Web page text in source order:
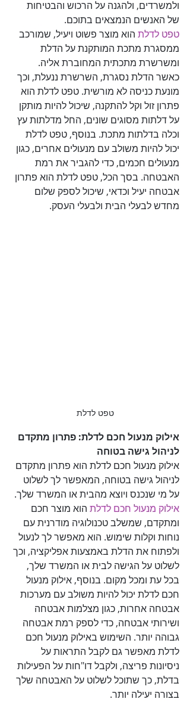
ולמשרדים, ולהגנה על הרכוש והבטיחות
של האנשים הנמצאים בתוכם.
טפט לדלת הוא מוצר פשוט ויעיל, שמורכב
ממסגרת מתכת המותקנת על הדלת
ומשרשרת מתכתית המחוברת אליה.
כאשר הדלת נסגרת, השרשרת ננעלת, וכך
מונעת כניסה לא מורשית. טפט לדלת הוא
פתרון זול וקל להתקנה, שיכול להיות מותקן
על דלתות מסוגים שונים, החל מדלתות עץ
וכלה בדלתות מתכת. בנוסף, טפט לדלת
יכול להיות משולב עם מנעולים אחרים, כגון
מנעולים חכמים, כדי להגביר את רמת
האבטחה. בסך הכל, טפט לדלת הוא פתרון
אבטחה יעיל וכדאי, שיכול לספק שלום
מחדש לבעלי הבית ולבעלי העסק.
טפט לדלת
אילוק מנעול חכם לדלת: פתרון מתקדם
לניהול גישה בטוחה
אילוק מנעול חכם לדלת הוא פתרון מתקדם
לניהול גישה בטוחה, המאפשר לך לשלוט
על מי שנכנס ויוצא מהבית או המשרד שלך.
אילוק מנעול חכם לדלת הוא מוצר חכם
ומתקדם, שמשלב טכנולוגיה מודרנית עם
נוחות וקלות שימוש. הוא מאפשר לך לנעול
ולפתוח את הדלת באמצעות אפליקציה, וכך
לשלוט על הגישה לבית או המשרד שלך,
בכל עת ומכל מקום. בנוסף, אילוק מנעול
חכם לדלת יכול להיות משולב עם מערכות
אבטחה אחרות, כגון מצלמות אבטחה
ושירותי אבטחה, כדי לספק רמת אבטחה
גבוהה יותר. השימוש באילוק מנעול חכם
לדלת מאפשר גם לקבל התראות על
ניסיונות פריצה, ולקבל דו"חות על הפעילות
בדלת, כך שתוכל לשלוט על האבטחה שלך
בצורה יעילה יותר.